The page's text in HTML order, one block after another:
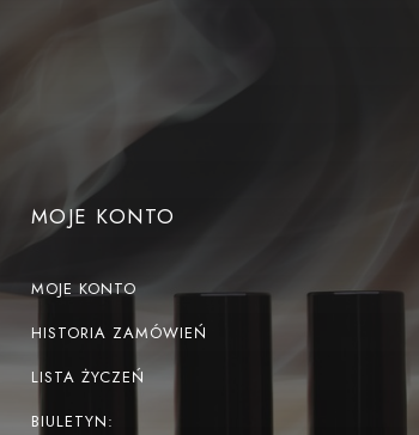
MOJE KONTO
MOJE KONTO
HISTORIA ZAMÓWIEŃ
LISTA ŻYCZEŃ
BIULETYN: